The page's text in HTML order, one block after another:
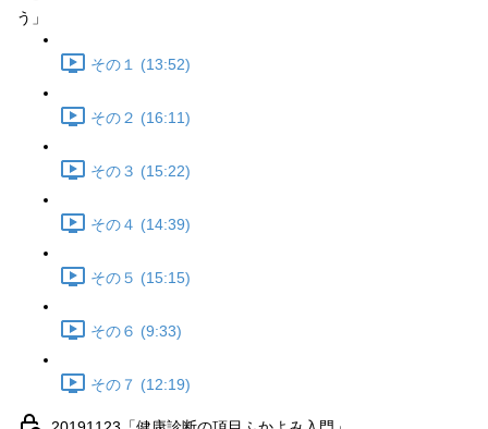
う」
その１ (13:52)
その２ (16:11)
その３ (15:22)
その４ (14:39)
その５ (15:15)
その６ (9:33)
その７ (12:19)